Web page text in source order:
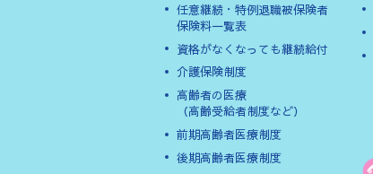
任意継続・特例退職被保険者
保険料一覧表
資格がなくなっても継続給付
介護保険制度
高齢者の医療
（高齢受給者制度など）
前期高齢者医療制度
後期高齢者医療制度